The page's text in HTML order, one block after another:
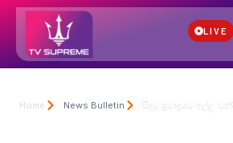
LIVE
Home News Bulletin සිදුවූ ප්‍රමාදයට ඉල්ලූ